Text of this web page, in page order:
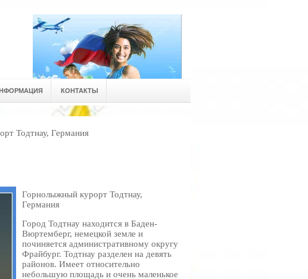
КОНТАКТЫ
Тодтнау, Германия
Горнолыжный курорт Тодтнау,
Германия
Город Тодтнау находится в Баден-
Вюртемберг, немецкой земле и
починяется административному округу
Фрайбург. Тодтнау разделен на девять
районов. Имеет относительно
небольшую площадь и очень маленькое